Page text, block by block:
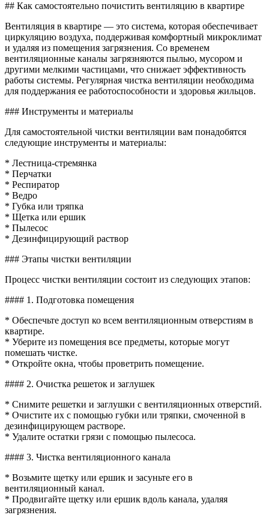
самим
в
## Как самостоятельно почистить вентиляцию в квартире
Вентиляция в квартире — это система, которая обеспечивает
циркуляцию воздуха, поддерживая комфортный микроклимат
и удаляя из помещения загрязнения. Со временем
вентиляционные каналы загрязняются пылью, мусором и
другими мелкими частицами, что снижает эффективность
работы системы. Регулярная чистка вентиляции необходима
для поддержания ее работоспособности и здоровья жильцов.
### Инструменты и материалы
Для самостоятельной чистки вентиляции вам понадобятся
следующие инструменты и материалы:
* Лестница-стремянка
* Перчатки
* Респиратор
* Ведро
* Губка или тряпка
* Щетка или ершик
* Пылесос
* Дезинфицирующий раствор
### Этапы чистки вентиляции
Процесс чистки вентиляции состоит из следующих этапов:
#### 1. Подготовка помещения
* Обеспечьте доступ ко всем вентиляционным отверстиям в
квартире.
* Уберите из помещения все предметы, которые могут
помешать чистке.
* Откройте окна, чтобы проветрить помещение.
#### 2. Очистка решеток и заглушек
* Снимите решетки и заглушки с вентиляционных отверстий.
* Очистите их с помощью губки или тряпки, смоченной в
дезинфицирующем растворе.
* Удалите остатки грязи с помощью пылесоса.
#### 3. Чистка вентиляционного канала
* Возьмите щетку или ершик и засуньте его в
вентиляционный канал.
* Продвигайте щетку или ершик вдоль канала, удаляя
загрязнения.